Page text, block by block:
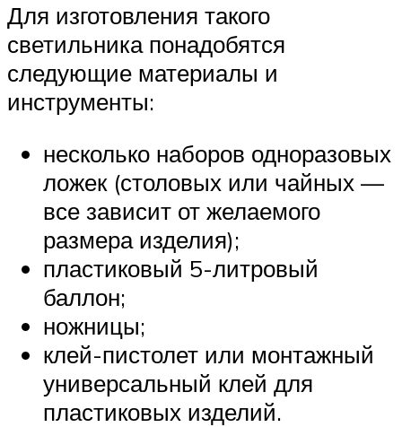
Для изготовления такого
светильника понадобятся
следующие материалы и
инструменты:
несколько наборов одноразовых
ложек (столовых или чайных —
все зависит от желаемого
размера изделия);
пластиковый 5-литровый
баллон;
ножницы;
клей-пистолет или монтажный
универсальный клей для
пластиковых изделий.